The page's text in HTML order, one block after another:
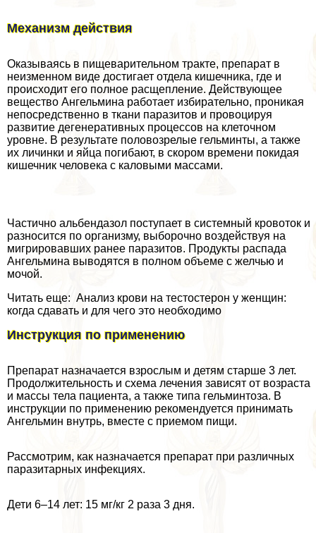
Механизм действия
Оказываясь в пищеварительном тpaкте, препарат в
неизменном виде достигает отдела кишечника, где и
происходит его полное расщепление. Действующее
вещество Ангельмина работает избирательно, проникая
непосредственно в ткани паразитов и провоцируя
развитие дегенеративных процессов на клеточном
уровне. В результате пoлoвoзрелые гельминты, а также
их личинки и яйца погибают, в скором времени покидая
кишечник человека с каловыми массами.
Частично альбендазол поступает в системный кровоток и
разносится по организму, выборочно воздействуя на
мигрировавших ранее паразитов. Продукты распада
Ангельмина выводятся в полном объеме с желчью и
мочой.
Читать еще: Анализ крови на тестостерон у женщин:
когда сдавать и для чего это необходимо
Инструкция по применению
Препарат назначается взрослым и детям старше 3 лет.
Продолжительность и схема лечения зависят от возраста
и массы тела пациента, а также типа гельминтоза. В
инструкции по применению рекомендуется принимать
Ангельмин внутрь, вместе с приемом пищи.
Рассмотрим, как назначается препарат при различных
паразитарных инфекциях.
Дети 6–14 лет: 15 мг/кг 2 раза 3 дня.